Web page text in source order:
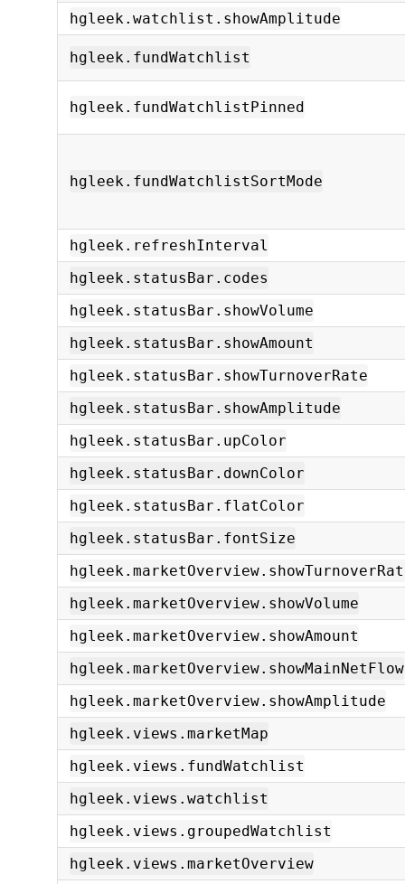
hgleek.watchlist.showAmplitude
hgleek.fundWatchlist
hgleek.fundWatchlistPinned
hgleek.fundWatchlistSortMode
hgleek.refreshInterval
hgleek.statusBar.codes
hgleek.statusBar.showVolume
hgleek.statusBar.showAmount
hgleek.statusBar.showTurnoverRate
hgleek.statusBar.showAmplitude
hgleek.statusBar.upColor
hgleek.statusBar.downColor
hgleek.statusBar.flatColor
hgleek.statusBar.fontSize
hgleek.marketOverview.showVolume
hgleek.marketOverview.showAmount
hgleek.marketOverview.showMainNetFlow
hgleek.marketOverview.showAmplitude
hgleek.views.marketMap
hgleek.views.fundWatchlist
hgleek.views.watchlist
hgleek.views.groupedWatchlist
hgleek.views.marketOverview